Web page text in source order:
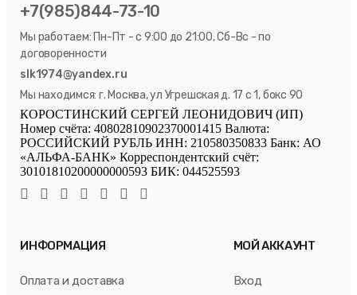
+7(985)844-73-10
Мы работаем: Пн-Пт - с 9:00 до 21:00, Сб-Вс - по
договоренности
slk1974@yandex.ru
Мы находимся: г. Москва, ул Угрешская д. 17 с 1, бокс 90
КОРОСТИНСКИЙ СЕРГЕЙ ЛЕОНИДОВИЧ (ИП)
Номер счёта: 40802810902370001415 Валюта:
РОССИЙСКИЙ РУБЛЬ ИНН: 210580350833 Банк: АО
«АЛЬФА-БАНК» Корреспондентский счёт:
30101810200000000593 БИК: 044525593
ИНФОРМАЦИЯ
Оплата и доставка
МОЙ АККАУНТ
Вход